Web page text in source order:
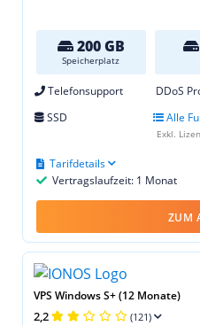
200 GB
Speicherplatz
Telefonsupport DDoS
SSD
Alle
Vertragslaufzeit: 1 Monat
Tarifdetails
Exkl.
ZUM
VPS Windows S+ (12 Monate)
2,2 (121)